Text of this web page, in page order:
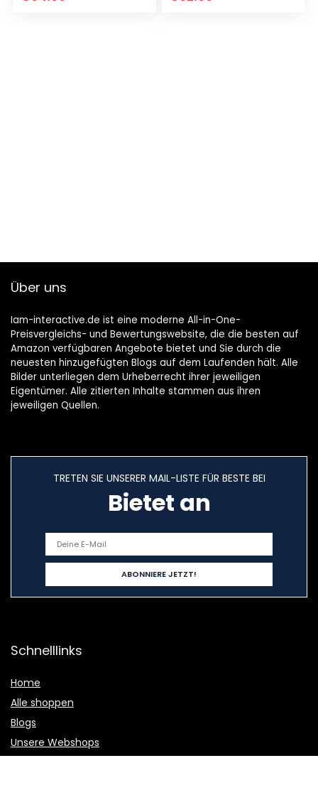
Über uns
Iam-interactive.de ist eine moderne All-in-One-
Preisvergleichs- und Bewertungswebsite, die die besten auf
Amazon verfügbaren Angebote bietet und Sie durch die
neuesten hinzugefügten Blogs auf dem Laufenden hält. Alle
Bilder unterliegen dem Urheberrecht ihrer jeweiligen
Eigentümer. Alle zitierten Inhalte stammen aus ihren
jeweiligen Quellen.
TRETEN SIE UNSERER MAIL-LISTE FÜR BESTE BEI
Bietet an
Schnelllinks
Home
Alle shoppen
Blogs
Unsere Webshops